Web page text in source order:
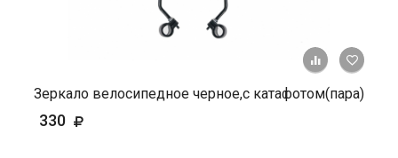
+ К
Зеркало велосипедное черное,с катафотом(пара)
330